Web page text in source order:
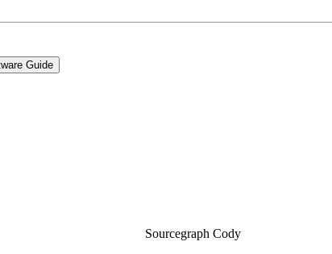
Guide
Sourcegraph Cody